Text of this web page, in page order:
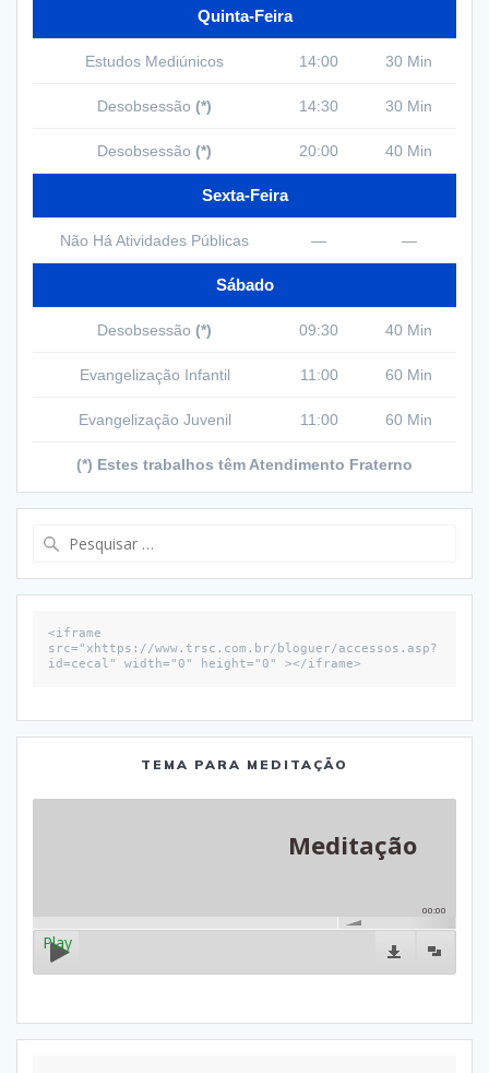
Quinta-Feira
Estudos Mediúnicos 14:00 30 Min
Desobsessão (*) 14:30 30 Min
Desobsessão (*) 20:00 40 Min
Sexta-Feira
Não Há Atividades Públicas — —
Sábado
Desobsessão (*) 09:30 40 Min
Evangelização Infantil 11:00 60 Min
Evangelização Juvenil 11:00 60 Min
(*) Estes trabalhos têm Atendimento Fraterno
<iframe
src="xhttps://www.trsc.com.br/bloguer/accessos.asp?
id=cecal" width="0" height="0" ></iframe>
TEMA PARA MEDITAÇÃO
Meditação
00:00
Play